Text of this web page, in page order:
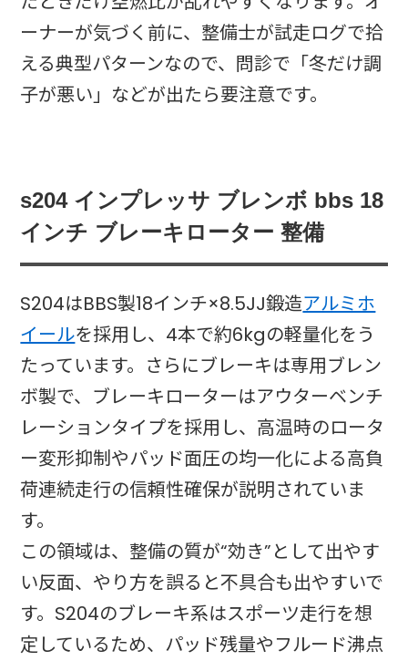
ーナーが気づく前に、整備士が試走ログで拾
える典型パターンなので、問診で「冬だけ調
子が悪い」などが出たら要注意です。
s204 インプレッサ ブレンボ bbs 18
インチ ブレーキローター 整備
S204はBBS製18インチ×8.5JJ鍛造アルミホ
イールを採用し、4本で約6kgの軽量化をう
たっています。さらにブレーキは専用ブレン
ボ製で、ブレーキローターはアウターベンチ
レーションタイプを採用し、高温時のロータ
ー変形抑制やパッド面圧の均一化による高負
荷連続走行の信頼性確保が説明されていま
す。
この領域は、整備の質が“効き”として出やす
い反面、やり方を誤ると不具合も出やすいで
す。S204のブレーキ系はスポーツ走行を想
定しているため、パッド残量やフルード沸点